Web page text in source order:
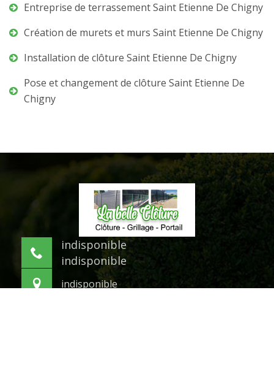
Entreprise de terrassement Saint Etienne De Chigny
Création de murets et murs Saint Etienne De Chigny
Installation de clôture Saint Etienne De Chigny
Pose et changement de clôture Saint Etienne De
Chigny
indisponible
indisponible
indisponible